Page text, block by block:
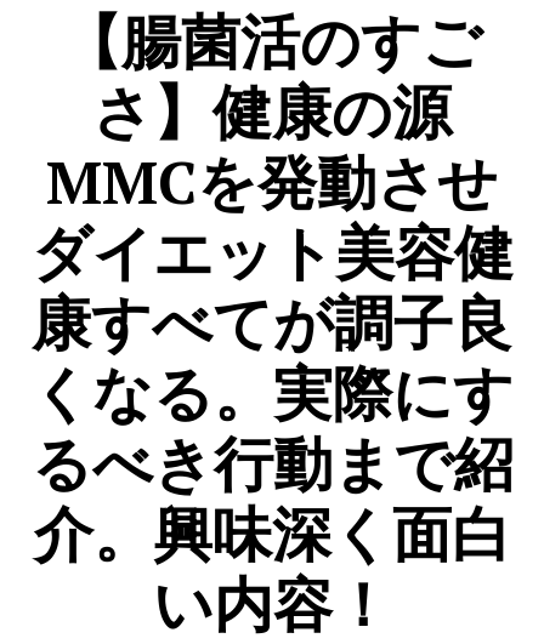
【腸菌活のすご
さ】健康の源
MMCを発動させ
ダイエット美容健
康すべてが調子良
くなる。実際にす
るべき行動まで紹
介。興味深く面白
い内容！